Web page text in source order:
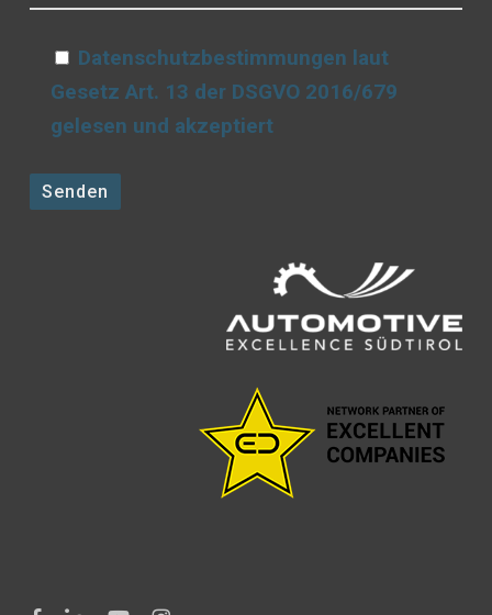
Datenschutzbestimmungen laut
Gesetz Art. 13 der DSGVO 2016/679
gelesen und akzeptiert